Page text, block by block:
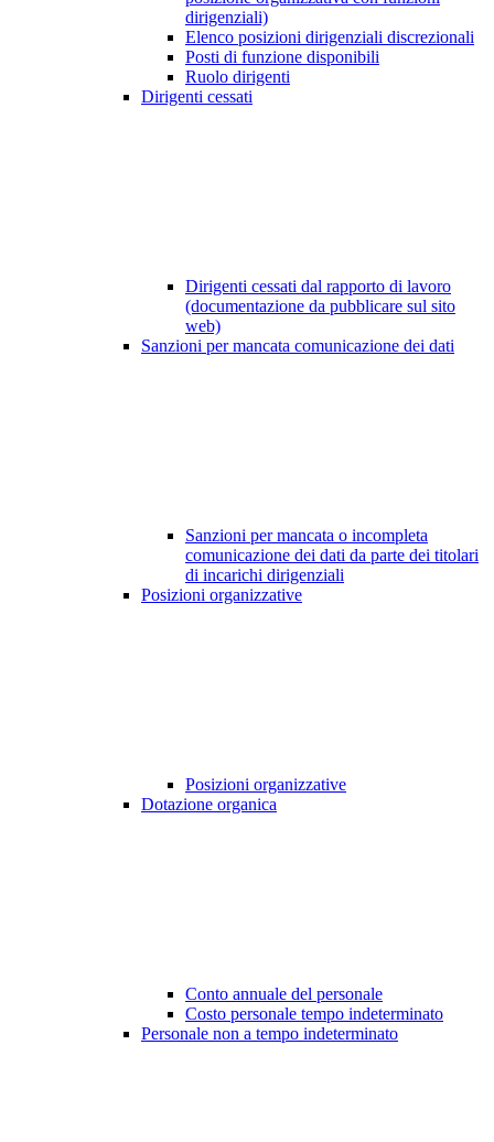
dirigenziali)
Elenco posizioni dirigenziali discrezionali
Posti di funzione disponibili
Ruolo dirigenti
Dirigenti cessati
Dirigenti cessati dal rapporto di lavoro
(documentazione da pubblicare sul sito
web)
Sanzioni per mancata comunicazione dei dati
Sanzioni per mancata o incompleta
comunicazione dei dati da parte dei titolari
di incarichi dirigenziali
Posizioni organizzative
Posizioni organizzative
Dotazione organica
Conto annuale del personale
Costo personale tempo indeterminato
Personale non a tempo indeterminato